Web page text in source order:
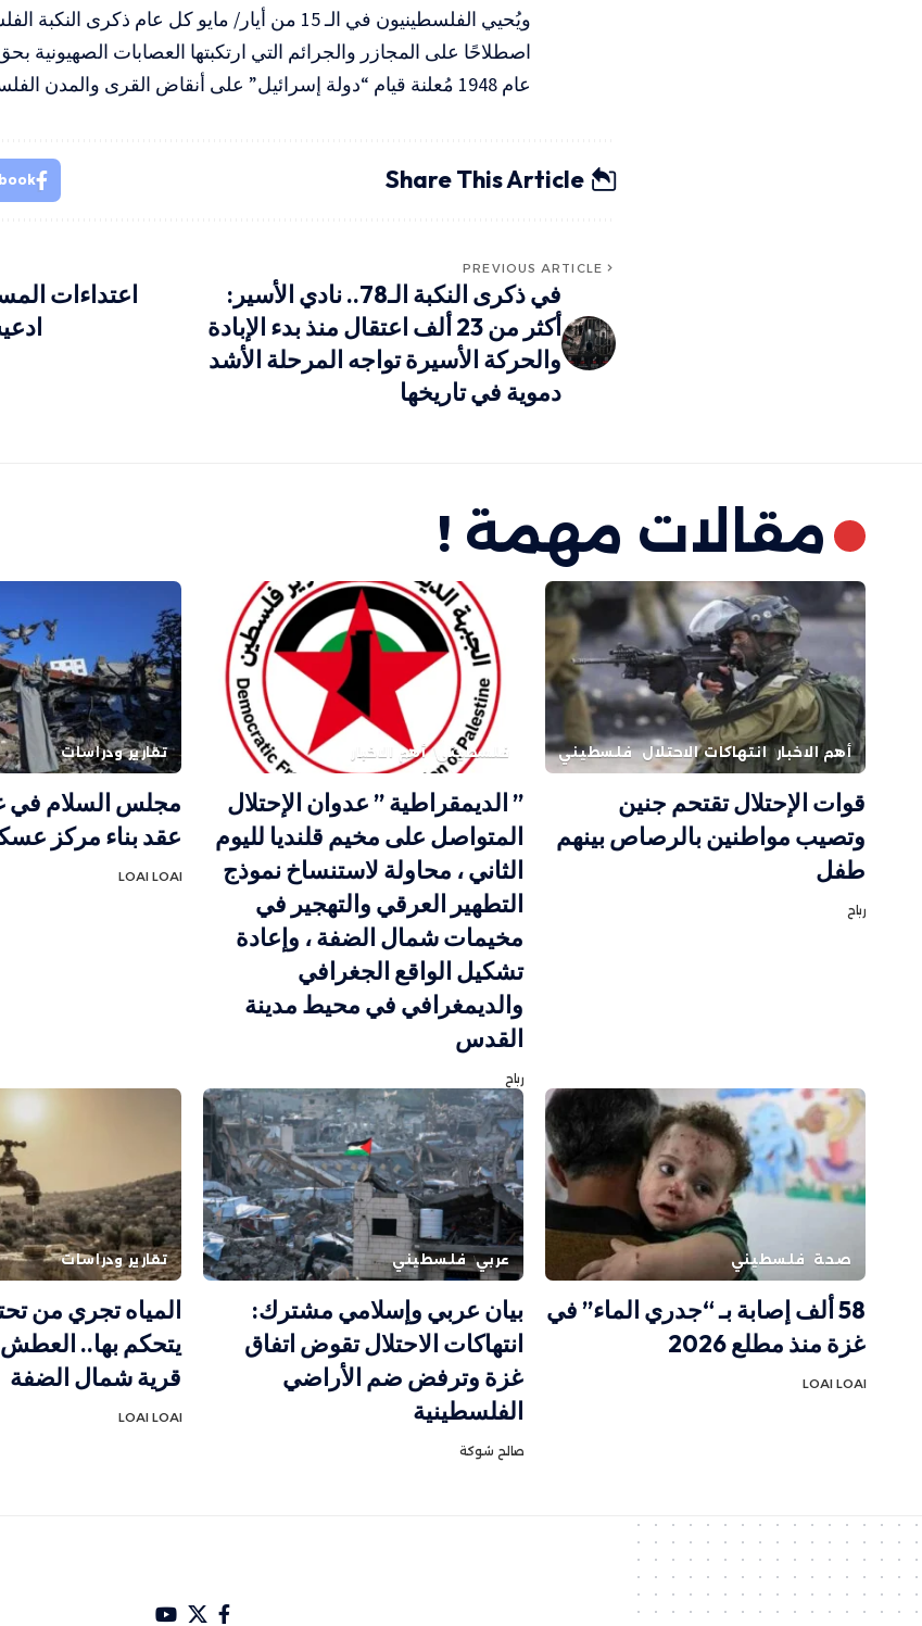
ويُحيي الفلسطينيون في الـ 15 من أيار/ مايو كل عام
اصطلاحًا على المجازر والجرائم التي ارتكبتها العصابات الصهيونية
عام 1948 مُعلنة قيام “دولة إسرائيل” على أنقاض القرى والمدن الفلسطينية المدمرة.
Share This Article
PREVIOUS ARTICLE
في ذكرى النكبة الـ78.. نادي الأسير:
أكثر من 23 ألف اعتقال منذ بدء الإبادة
والحركة الأسيرة تواجه المرحلة الأشد
دموية في تاريخها
اعتداءات
مقالات مهمة !
أهم الاخبار انتهاكات الاحتلال فلسطيني
قوات الإحتلال تقتحم جنين
وتصيب مواطنين بالرصاص بينهم
طفل
رباح
فلسطيني أهم الاخبار
” الديمقراطية ” عدوان الإحتلال
المتواصل على مخيم قلنديا لليوم
الثاني ، محاولة لاستنساخ نموذج
التطهير العرقي والتهجير في
مخيمات شمال الضفة ، وإعادة
تشكيل الواقع الجغرافي
والديمغرافي في محيط مدينة
القدس
رباح
تقارير ودراسات
مجلس السلام في
عقد بناء مركز
LOAI LOAI
صحة فلسطيني
58 ألف إصابة بـ “جدري الماء” في
غزة منذ مطلع 2026
LOAI LOAI
عربي فلسطيني
بيان عربي وإسلامي مشترك:
انتهاكات الاحتلال تقوض اتفاق
غزة وترفض ضم الأراضي
الفلسطينية
صالح شوكة
تقارير ودراسات
المياه تجري من
قرية شمال الضفة
LOAI LOAI